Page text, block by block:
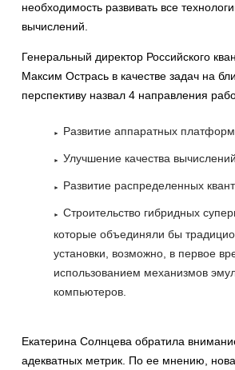
необходимость развивать все
вычислений.
Генеральный директор Российского
Максим Острась в качестве задач на
перспективу назвал 4 направления
Развитие аппаратных
Улучшение качества
Развитие распределенных
Строительство гибридных
которые объединяли бы
установки, возможно, в первое
использованием механизмов
компьютеров.
Екатерина Солнцева обратила
адекватных метрик. По ее мнению,